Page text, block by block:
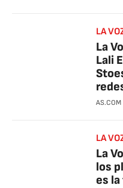
LA
La
Lali
AS.COM
LA
La
los
es